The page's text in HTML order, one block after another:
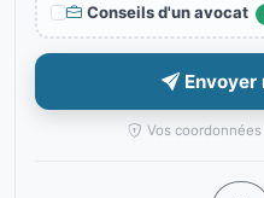
Conseils d'un avocat
Envoyer
Vos